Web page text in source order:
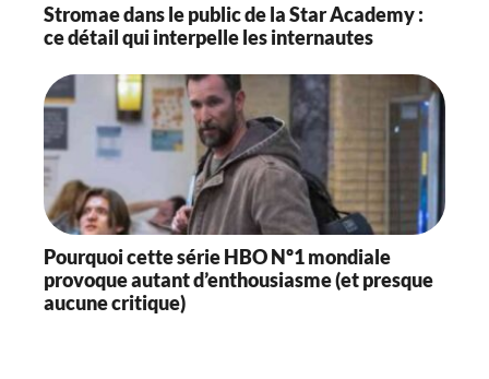
Stromae dans le public de la Star Academy :
ce détail qui interpelle les internautes
Pourquoi cette série HBO Nº1 mondiale
provoque autant d’enthousiasme (et presque
aucune critique)